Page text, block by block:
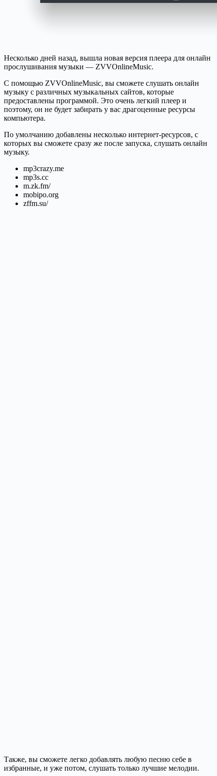
Несколько дней назад, вышла новая версия плеера для онлайн
прослушивания музыки — ZVVOnlineMusic.
С помощью ZVVOnlineMusic, вы сможете слушать онлайн
музыку с различных музыкальных сайтов, которые
предоставлены программой. Это очень легкий плеер и
поэтому, он не будет забирать у вас драгоценные ресурсы
компьютера.
По умолчанию добавлены несколько интернет-ресурсов, с
которых вы сможете сразу же после запуска, слушать онлайн
музыку.
mp3crazy.me
mp3s.cc
m.zk.fm/
mobipo.org
zffm.su/
Также, вы сможете легко добавлять любую песню себе в
избранные, и уже потом, слушать только лучшие мелодии.